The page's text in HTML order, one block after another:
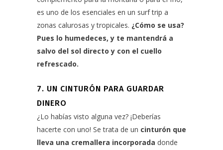
es uno de los esenciales en un surf trip a
zonas calurosas y tropicales. ¿Cómo se usa?
Pues lo humedeces, y te mantendrá a
salvo del sol directo y con el cuello
refrescado.
7. UN CINTURÓN PARA GUARDAR
DINERO
¿Lo habías visto alguna vez? ¡Deberías
hacerte con uno! Se trata de un cinturón que
lleva una cremallera incorporada donde